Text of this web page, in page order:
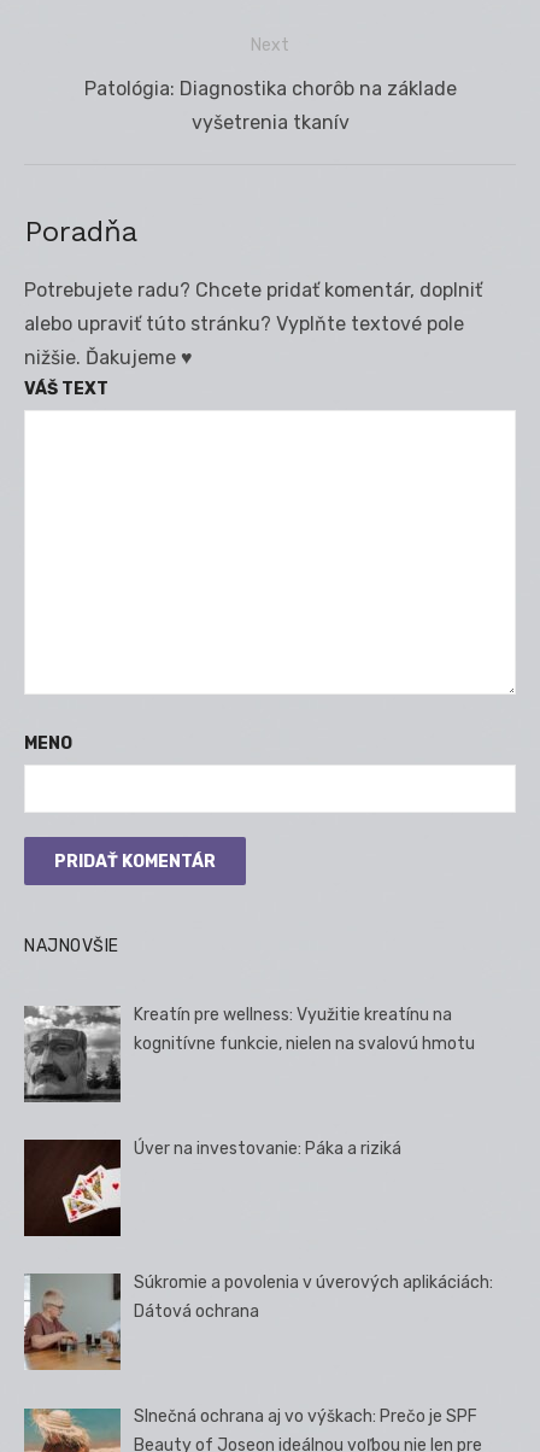
Next
Patológia: Diagnostika chorôb na základe
vyšetrenia tkanív
Poradňa
Potrebujete radu? Chcete pridať komentár, doplniť
alebo upraviť túto stránku? Vyplňte textové pole
nižšie. Ďakujeme ♥
VÁŠ TEXT
MENO
NAJNOVŠIE
Kreatín pre wellness: Využitie kreatínu na
kognitívne funkcie, nielen na svalovú hmotu
Úver na investovanie: Páka a riziká
Súkromie a povolenia v úverových aplikáciách:
Dátová ochrana
Slnečná ochrana aj vo výškach: Prečo je SPF
Beauty of Joseon ideálnou voľbou nie len pre